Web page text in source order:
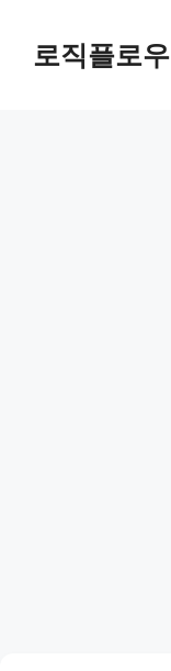
content로직플로우